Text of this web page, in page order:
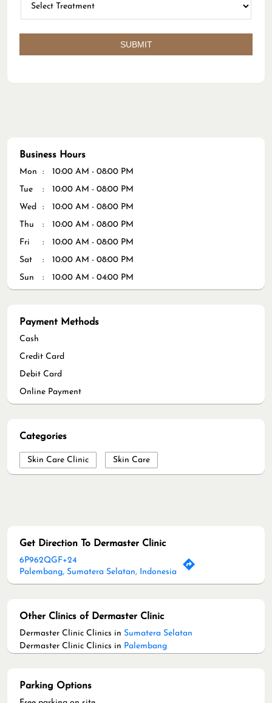
Business Hours
Mon
10:00 AM - 08:00 PM
Tue
10:00 AM - 08:00 PM
Wed
10:00 AM - 08:00 PM
Thu
10:00 AM - 08:00 PM
Fri
10:00 AM - 08:00 PM
Sat
10:00 AM - 08:00 PM
Sun
10:00 AM - 04:00 PM
Payment Methods
Cash
Credit Card
Debit Card
Online Payment
Categories
Skin Care Clinic Skin Care
Get Direction To Dermaster Clinic
6P962QGF+24
Palembang, Sumatera Selatan, Indonesia
Other Clinics of Dermaster Clinic
Dermaster Clinic Clinics in Sumatera Selatan
Dermaster Clinic Clinics in Palembang
Parking Options